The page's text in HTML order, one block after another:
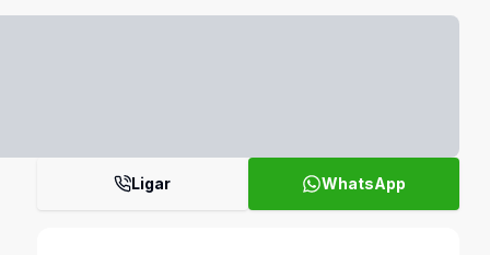
Ligar WhatsApp